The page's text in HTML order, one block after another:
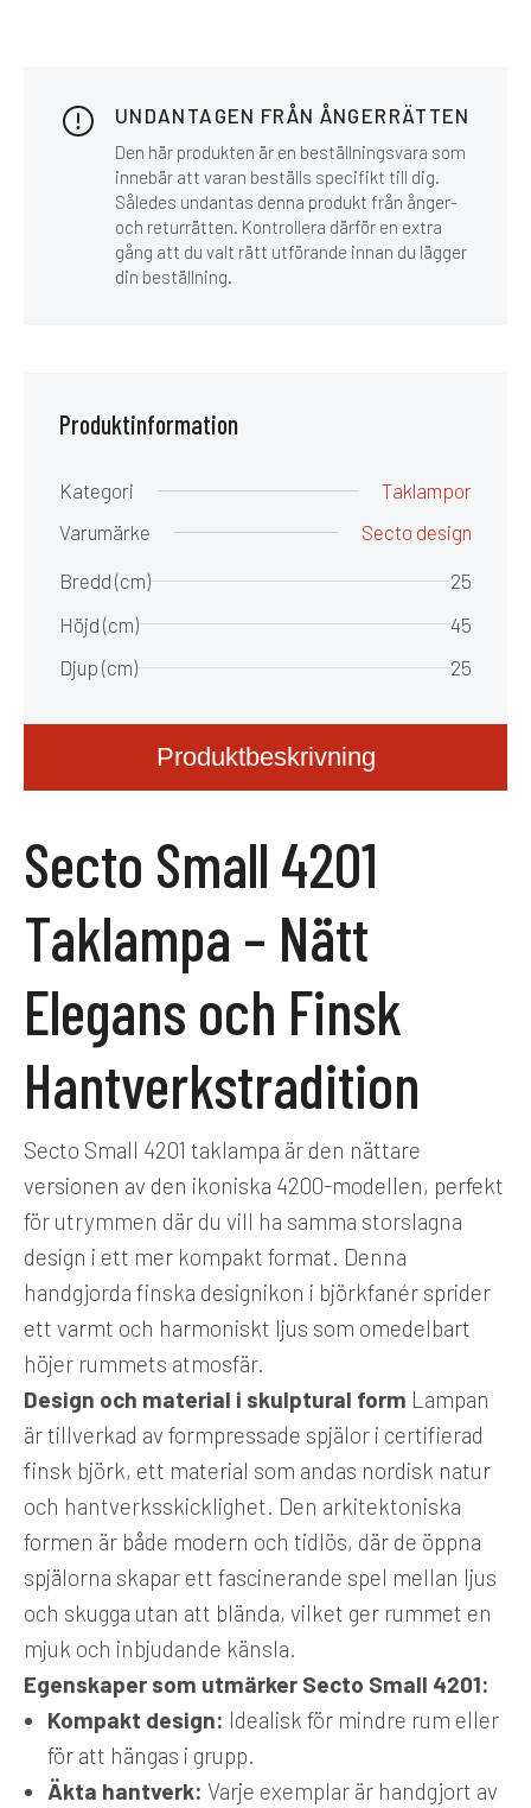
UNDANTAGEN FRÅN ÅNGERRÄTTEN
Den här produkten är en beställningsvara som
innebär att varan beställs specifikt till dig.
Således undantas denna produkt från ånger-
och returrätten. Kontrollera därför en extra
gång att du valt rätt utförande innan du lägger
din beställning.
Produktbeskrivning
Secto Small 4201
Taklampa – Nätt
Elegans och Finsk
Hantverkstradition
Secto Small 4201 taklampa är den nättare
versionen av den ikoniska 4200-modellen, perfekt
för utrymmen där du vill ha samma storslagna
design i ett mer kompakt format. Denna
handgjorda finska designikon i björkfanér sprider
ett varmt och harmoniskt ljus som omedelbart
höjer rummets atmosfär.
Design och material i skulptural form Lampan
är tillverkad av formpressade spjälor i certifierad
finsk björk, ett material som andas nordisk natur
och hantverksskicklighet. Den arkitektoniska
formen är både modern och tidlös, där de öppna
spjälorna skapar ett fascinerande spel mellan ljus
och skugga utan att blända, vilket ger rummet en
mjuk och inbjudande känsla.
Egenskaper som utmärker Secto Small 4201:
Kompakt design: Idealisk för mindre rum eller
för att hängas i grupp.
Äkta hantverk: Varje exemplar är handgjort av
Produktinformation
Kategori
Taklampor
Varumärke
Secto design
Bredd (cm)
25
Höjd (cm)
45
Djup (cm)
25